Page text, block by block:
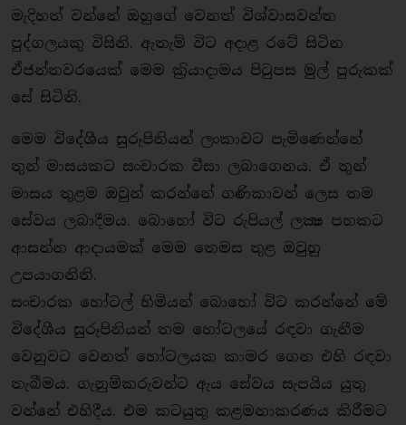
මැදිහත් වන්නේ ඔහුගේ වෙනත් විශ්වාසවන්ත
පුද්ගලයකු විසිනි. ඇතැම් විට අදාළ රටේ සිටින
ඒජන්තවරයෙක් මෙම ක‍්‍රියාදාමය පිටුපස මුල් පුරුකක්
සේ සිටිති.
මෙම විදේශීය සුරූපිනියන් ලංකාවට පැමිණෙන්නේ
තුන් මාසයකට සංචාරක වීසා ලබාගෙනය. ඒ තුන්
මාසය තුළම ඔවුන් කරන්නේ ගණිකාවන් ලෙස තම
සේවය ලබාදීමය. බොහෝ විට රුපියල් ලක්‍ෂ පහකට
ආසන්න ආදායමක් මෙම තෙමස තුළ ඔවුහු
උපයාගනිති.
සංචාරක හෝටල් හිමියන් බොහෝ විට කරන්නේ මේ
විදේශීය සුරූපිනියන් තම හෝටලයේ රඳවා ගැනීම
වෙනුවට වෙනත් හෝටලයක කාමර ගෙන එහි රඳවා
තැබීමය. ගැනුම්කරුවන්ට ඇය සේවය සැපයිය යුතු
වන්නේ එහිදීය. එම කටයුතු කළමනාකරණය කිරීමට